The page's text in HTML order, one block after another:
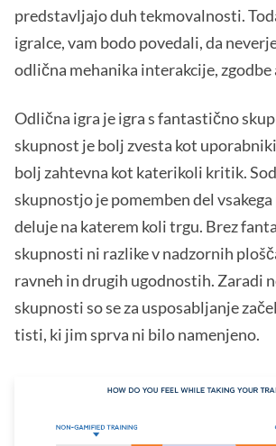
predstavljajo duh tekmovalnosti.
igralce, vam bodo povedali, da
odlična mehanika interakcije, zgodbe
Odlična igra je igra s fantastično
skupnost je bolj zvesta kot
bolj zahtevna kot katerikoli kritik.
skupnostjo je pomemben del
deluje na katerem koli trgu. Brez
skupnosti ni razlike v nadzornih
ravneh in drugih ugodnostih. Zaradi
skupnosti so se za usposabljanje
tisti, ki jim sprva ni bilo namenjeno.